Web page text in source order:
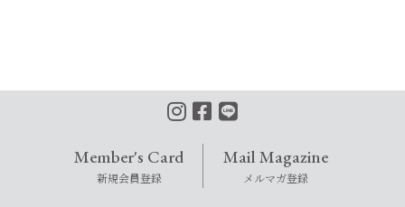
Member's Card
新規会員登録
Mail Magazine
メルマガ登録